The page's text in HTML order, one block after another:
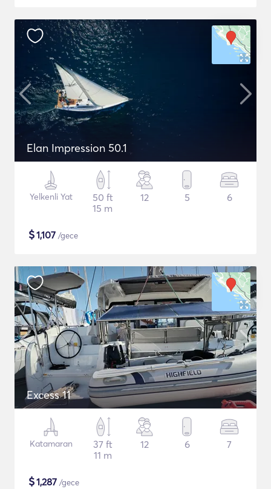
Elan Impression 50.1
Yelkenli Yat
50 ft
15 m
12 5 6
$1,107 /gece
Excess 11
Katamaran
37 ft
11 m
12 6 7
$1,287 /gece